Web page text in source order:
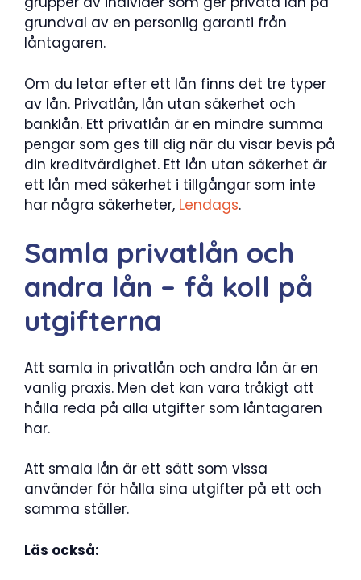
grundval av en personlig garanti från
låntagaren.
Om du letar efter ett lån finns det tre typer
av lån. Privatlån, lån utan säkerhet och
banklån. Ett privatlån är en mindre summa
pengar som ges till dig när du visar bevis på
din kreditvärdighet. Ett lån utan säkerhet är
ett lån med säkerhet i tillgångar som inte
har några säkerheter, Lendags.
Samla privatlån och
andra lån – få koll på
utgifterna
Att samla in privatlån och andra lån är en
vanlig praxis. Men det kan vara tråkigt att
hålla reda på alla utgifter som låntagaren
har.
Att smala lån är ett sätt som vissa
använder för hålla sina utgifter på ett och
samma ställer.
Läs också: